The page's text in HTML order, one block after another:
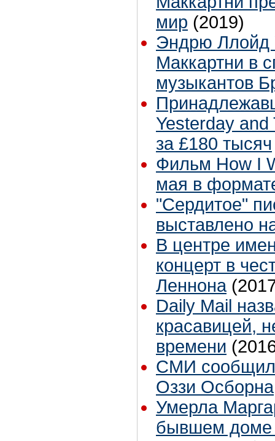
мир (2019)
Эндрю Ллойд
Маккартни в
музыкантов
Yesterday
за £180 тысяч
Фильм How I
мая в
"Сердитое"
выставлено
В центре
концерт в
Леннона
Daily Mail
красавицей,
времени
СМИ
Оззи Осборна
Умерла
бывшем доме